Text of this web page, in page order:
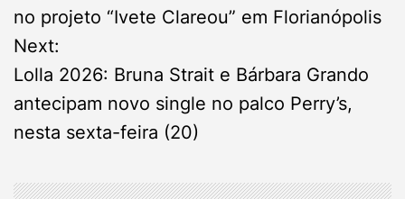
s
t
n
no projeto “Ivete Clareou” em Florianópolis
Next:
Lolla 2026: Bruna Strait e Bárbara Grando
antecipam novo single no palco Perry’s,
nesta sexta-feira (20)